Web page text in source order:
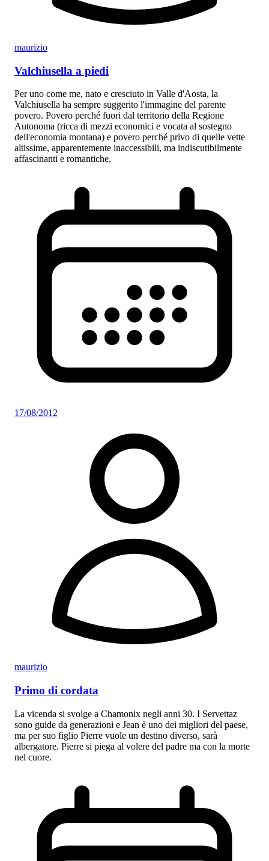
maurizio
Valchiusella a piedi
Per uno come me, nato e cresciuto in Valle d'Aosta, la
Valchiusella ha sempre suggerito l'immagine del parente
povero. Povero perché fuori dal territorio della Regione
Autonoma (ricca di mezzi economici e vocata al sostegno
dell'economia montana) e povero perché privo di quelle vette
altissime, apparentemente inaccessibili, ma indiscutibilmente
affascinanti e romantiche.
17/08/2012
maurizio
Primo di cordata
La vicenda si svolge a Chamonix negli anni 30. I Servettaz
sono guide da generazioni e Jean è uno dei migliori del paese,
ma per suo figlio Pierre vuole un destino diverso, sarà
albergatore. Pierre si piega al volere del padre ma con la morte
nel cuore.